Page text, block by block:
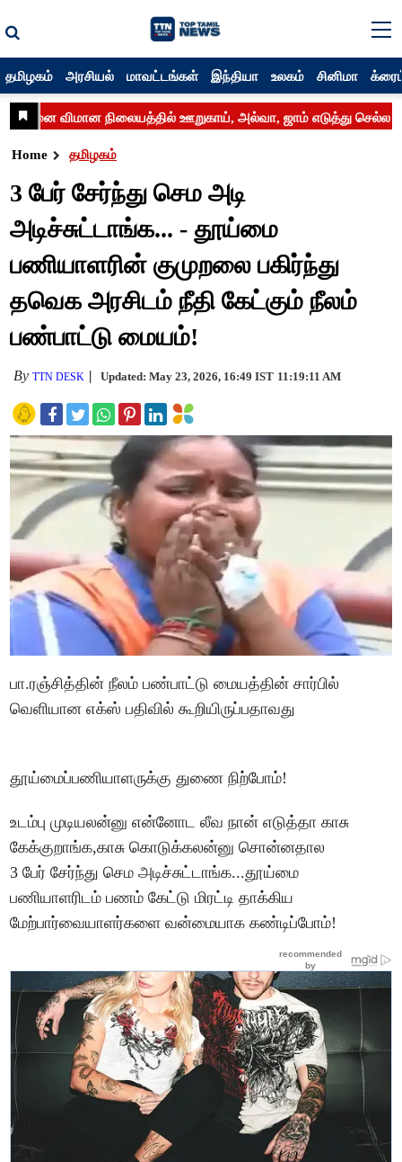
தமிழகம் அரசியல் மாவட்டங்கள் இந்தியா உலகம் சினிமா
Home தமிழகம்
3 பேர் சேர்ந்து செம அடி
அடிச்சுட்டாங்க... - தூய்மை
பணியாளரின் குமுறலை பகிர்ந்து
தவெக அரசிடம் நீதி கேட்கும் நீலம்
பண்பாட்டு மையம்!
ByTTN DESK Updated: May 23, 2026, 16:49 IST 11:19:11 AM
பா.ரஞ்சித்தின் நீலம் பண்பாட்டு மையத்தின் சார்பில்
வெளியான எக்ஸ் பதிவில் கூறியிருப்பதாவது
தூய்மைப்பணியாளருக்கு துணை நிற்போம்!
உடம்பு முடியலன்னு என்னோட லீவ நான் எடுத்தா காசு
கேக்குறாங்க,காசு கொடுக்கலன்னு சொன்னதால
3 பேர் சேர்ந்து செம அடிச்சுட்டாங்க...தூய்மை
பணியாளரிடம் பணம் கேட்டு மிரட்டி தாக்கிய
மேற்பார்வையாளர்களை வன்மையாக கண்டிப்போம்!